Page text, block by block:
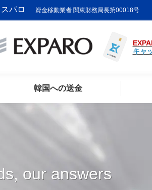
パロ 資金移動業者 関東財務局長第00018号
キャ
韓国への送金
our answers